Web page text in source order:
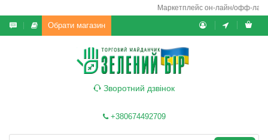
Маркетплейс он-лайн/офф-лайн
Обрати магазин
Зворотний дзвінок
+380674492709